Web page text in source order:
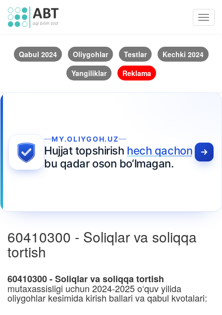
Qabul 2024 Oliygohlar Testlar
Kechki 2024
Yangiliklar
Reklama
MY.OLIYGOH.UZ
Hujjat topshirish hech qachon
bu qadar oson bo‘lmagan.
60410300 - Soliqlar va soliqqa
tortish
60410300 - Soliqlar va soliqqa tortish
mutaxassisligi uchun 2024-2025 o‘quv yilida
oliygohlar kesimida kirish ballari va qabul kvotalari: